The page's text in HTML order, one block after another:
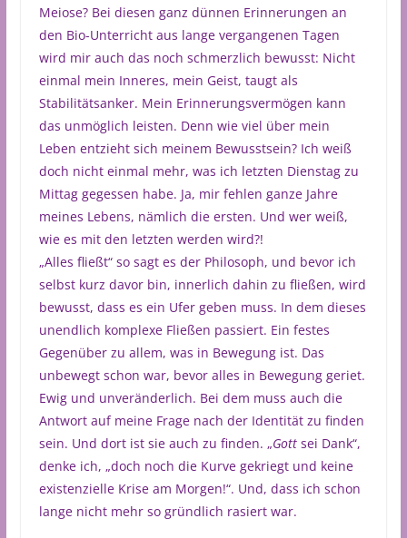
Meiose? Bei diesen ganz dünnen Erinnerungen an
den Bio-Unterricht aus lange vergangenen Tagen
wird mir auch das noch schmerzlich bewusst: Nicht
einmal mein Inneres, mein Geist, taugt als
Stabilitätsanker. Mein Erinnerungsvermögen kann
das unmöglich leisten. Denn wie viel über mein
Leben entzieht sich meinem Bewusstsein? Ich weiß
doch nicht einmal mehr, was ich letzten Dienstag zu
Mittag gegessen habe. Ja, mir fehlen ganze Jahre
meines Lebens, nämlich die ersten. Und wer weiß,
wie es mit den letzten werden wird?!
„Alles fließt“ so sagt es der Philosoph, und bevor ich
selbst kurz davor bin, innerlich dahin zu fließen, wird
bewusst, dass es ein Ufer geben muss. In dem dieses
unendlich komplexe Fließen passiert. Ein festes
Gegenüber zu allem, was in Bewegung ist. Das
unbewegt schon war, bevor alles in Bewegung geriet.
Ewig und unveränderlich. Bei dem muss auch die
Antwort auf meine Frage nach der Identität zu finden
sein. Und dort ist sie auch zu finden. „Gottsei Dank“,
denke ich, „doch noch die Kurve gekriegt und keine
existenzielle Krise am Morgen!“. Und, dass ich schon
lange nicht mehr so gründlich rasiert war.